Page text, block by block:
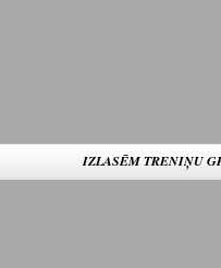
IZLASĒM TRENIŅU